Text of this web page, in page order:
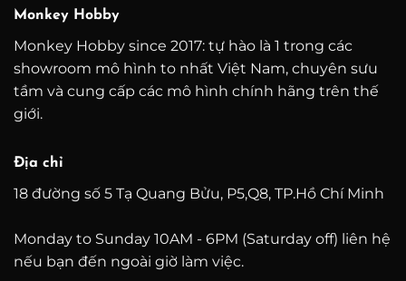
Monkey Hobby
Monkey Hobby since 2017: tự hào là 1 trong các
showroom mô hình to nhất Việt Nam, chuyên sưu
tầm và cung cấp các mô hình chính hãng trên thế
giới.
Địa chỉ
18 đường số 5 Tạ Quang Bửu, P5,Q8, TP.Hồ Chí Minh
Monday to Sunday 10AM - 6PM (Saturday off) liên hệ
nếu bạn đến ngoài giờ làm việc.